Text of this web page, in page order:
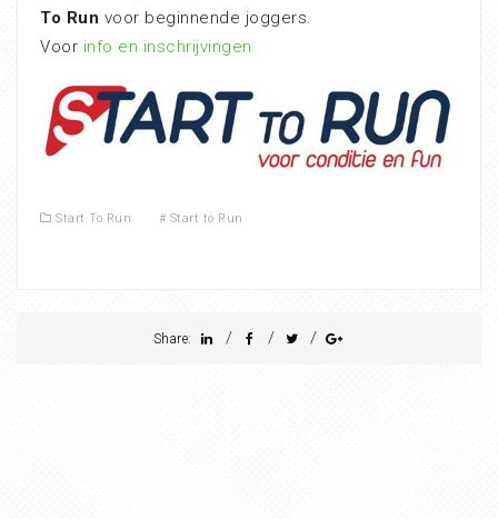
To Run voor beginnende joggers.
Voor info en inschrijvingen
Start To Run # Start to Run
Share: / / /